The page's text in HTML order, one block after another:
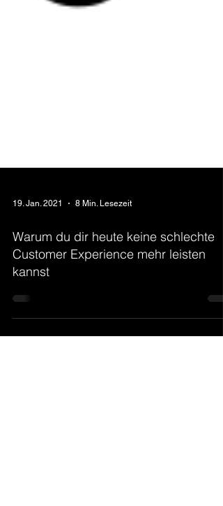
19. Jan. 2021 8 Min. Lesezeit
Warum du dir heute keine schlechte
Customer Experience mehr leisten
kannst